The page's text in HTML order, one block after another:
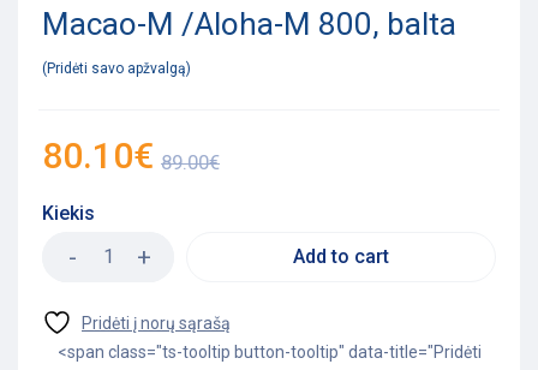
Macao-M /Aloha-M 800, balta
Pridėti savo apžvalgą
89.00€
80.10€
Kiekis
Add to cart
<span class="ts-tooltip button-tooltip" data-title="Pridėti